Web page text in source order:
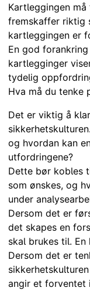
Kartleggingen
fremskaffer riktig
kartleggingen er
En god
kartlegginger
tydelig
Hva må du tenke
Det er viktig å
og hvordan kan
utfordringene?
Dette bør kobles
som ønskes, og
under
Dersom det er
det skapes en
skal brukes til.
Dersom det er
angir et forventet